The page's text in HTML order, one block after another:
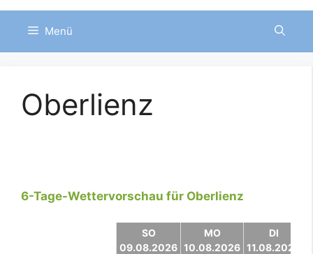
Menü
Oberlienz
6-Tage-Wettervorschau für Oberlienz
SO
09.08.2026
MO
10.08.2026
DI
11.08.2026